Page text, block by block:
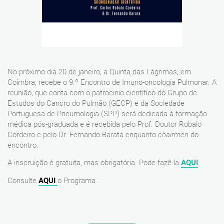
No próximo dia 20 de janeiro, a Quinta das Lágrimas, em
Coimbra, recebe o 9.º Encontro de Imuno-oncologia Pulmonar. A
reunião, que conta com o patrocinio científico do Grupo de
Estudos do Cancro do Pulmão (GECP) e da Sociedade
Portuguesa de Pneumologia (SPP) será dedicada à formação
médica pós-graduada e é recebida pelo Prof. Doutor Robalo
Cordeiro e pelo Dr. Fernando Barata enquanto chairmen do
encontro.
A inscruição é gratuita, mas obrigatória. Pode fazê-la AQUI
Consulte AQUI o Programa.